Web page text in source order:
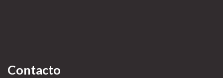
Contacto